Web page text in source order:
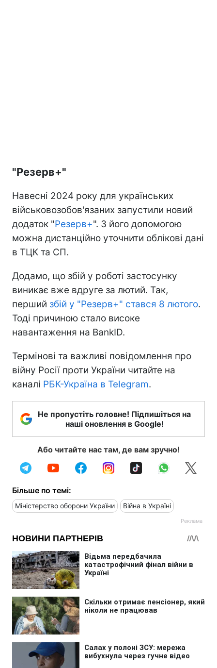
"Резерв+"
Навесні 2024 року для українських
військовозобов'язаних запустили новий
додаток "Резерв+". З його допомогою
можна дистанційно уточнити облікові дані
в ТЦК та СП.
Додамо, що збій у роботі застосунку
виникає вже вдруге за лютий. Так,
перший збій у "Резерв+" стався 8 лютого.
Тоді причиною стало високе
навантаження на BankID.
Термінові та важливі повідомлення про
війну Росії проти України читайте на
каналі РБК-Україна в Telegram.
Не пропустіть головне! Підпишіться на
наші оновлення в Google!
Або читайте нас там, де вам зручно!
Більше по темі:
Міністерство оборони України Війна в Україні